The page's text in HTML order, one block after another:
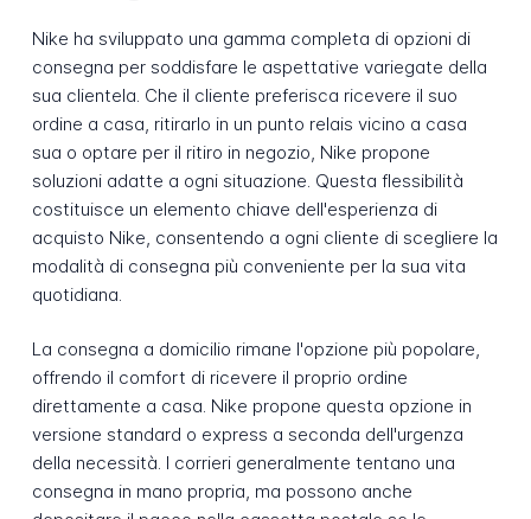
Nike ha sviluppato una gamma completa di opzioni di
consegna per soddisfare le aspettative variegate della
sua clientela. Che il cliente preferisca ricevere il suo
ordine a casa, ritirarlo in un punto relais vicino a casa
sua o optare per il ritiro in negozio, Nike propone
soluzioni adatte a ogni situazione. Questa flessibilità
costituisce un elemento chiave dell'esperienza di
acquisto Nike, consentendo a ogni cliente di scegliere la
modalità di consegna più conveniente per la sua vita
quotidiana.
La consegna a domicilio rimane l'opzione più popolare,
offrendo il comfort di ricevere il proprio ordine
direttamente a casa. Nike propone questa opzione in
versione standard o express a seconda dell'urgenza
della necessità. I corrieri generalmente tentano una
consegna in mano propria, ma possono anche